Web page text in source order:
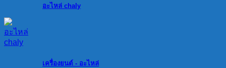
อะไหล่ chaly
เครื่องยนต์ - อะไหล่